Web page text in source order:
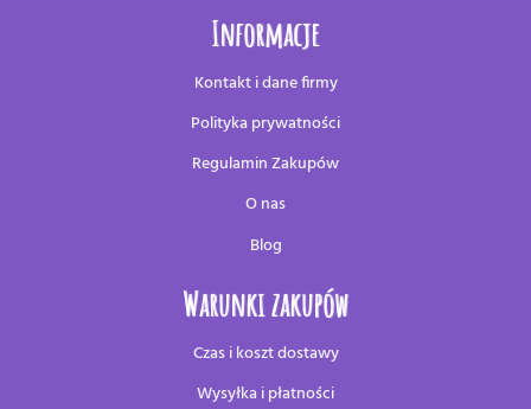
Informacje
Kontakt i dane firmy
Polityka prywatności
Regulamin Zakupów
O nas
Blog
Warunki zakupów
Czas i koszt dostawy
Wysyłka i płatności